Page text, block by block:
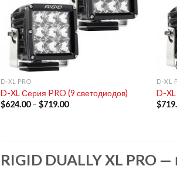
+
D-XL PRO
D-XL Серия PRO (9 светодиодов)
$624.00– $719.00
D-XL
D-XL
$
RIGID DUALLY XL PRO